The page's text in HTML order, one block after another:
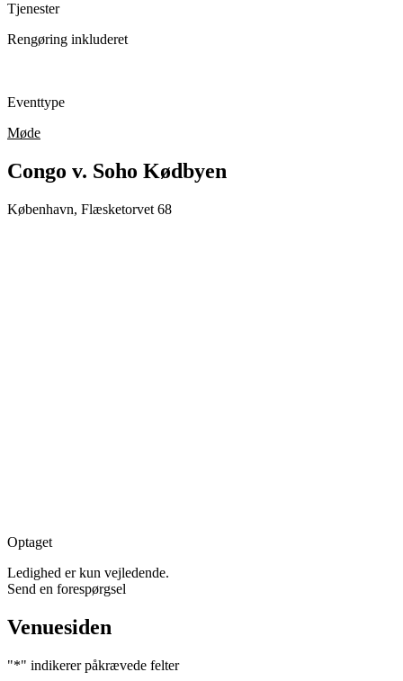
Tjenester
Rengøring inkluderet
Eventtype
Møde
Congo v. Soho Kødbyen
København, Flæsketorvet 68
Optaget
Ledighed er kun vejledende.
Send en forespørgsel
Venuesiden
"*" indikerer påkrævede felter